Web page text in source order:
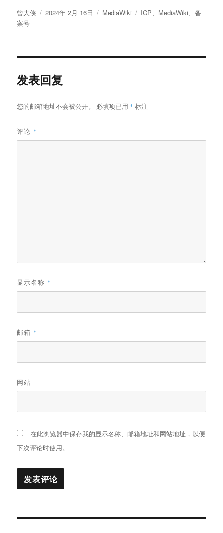
作
者
曾大侠
发
2024年 2月 16日
分
MediaWiki
标
ICP、 MediaWiki、备
案号
发表回复
您的邮箱地址不会被公开。 必填项已用 * 标注
评论 *
显示名称 *
邮箱 *
网站
在此浏览器中保存我的显示名称、邮箱地址和网站地址，以便
下次评论时使用。